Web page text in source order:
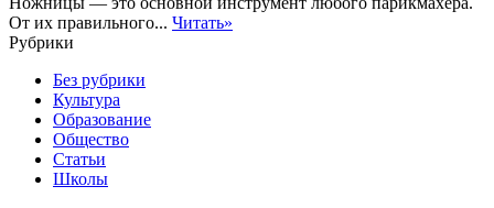
От их правильного... Читать»
Рубрики
Без рубрики
Культура
Образование
Общество
Статьи
Школы